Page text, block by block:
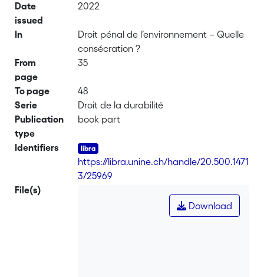
Date
issued
2022
In
Droit pénal de l’environnement – Quelle
consécration ?
From
page
35
To page
48
Serie
Droit de la durabilité
Publication
type
book part
Identifiers
https://libra.unine.ch/handle/20.500.1471
3/25969
File(s)
Download